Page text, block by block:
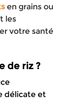
en grains ou
les
votre santé
de riz ?
délicate et